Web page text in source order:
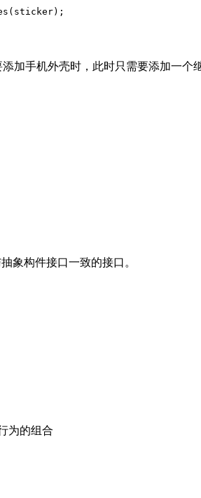
手机外壳时，此时只需要添加一个
象构件接口一致的接口。
为的组合